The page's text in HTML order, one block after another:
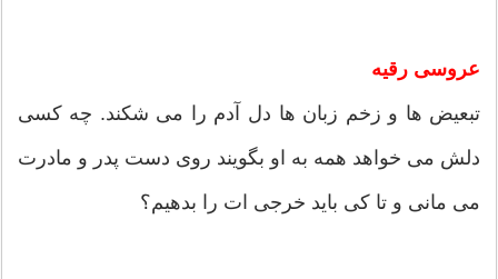
عروسی رقیه
تبعیض ها و زخم زبان ها دل آدم را می شکند. چه کسی
دلش می خواهد همه به او بگویند روی دست پدر و مادرت
می مانی و تا کی باید خرجی ات را بدهیم؟